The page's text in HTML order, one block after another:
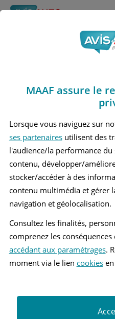
Obtenir un
Avis Bmw
suv
MAAF assure le
Lorsque vous naviguez sur
ses partenairesutilisent des
l'audience/la performance
contenu, développer/
stocker/accéder à des
contenu multimédia et gérer
navigation et géolocalisation.
Consultez les finalités,
comprenez les
accédant aux paramétrages.
moment via le lien cookiesen